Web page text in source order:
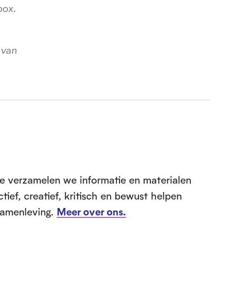
verzamelen we informatie en materialen
creatief, kritisch en bewust helpen
Meer over ons.